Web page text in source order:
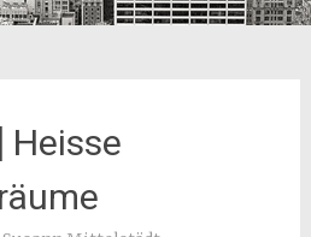
Heisse